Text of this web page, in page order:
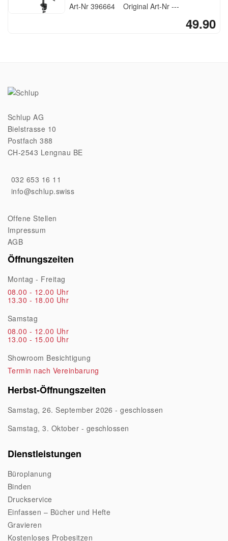
Art-Nr 396664 Original Art-Nr ---
49.90
Schlup AG
Bielstrasse 10
Postfach 388
CH-2543 Lengnau BE
032 653 16 11
info@schlup.swiss
Offene Stellen
Impressum
AGB
Öffnungszeiten
Montag - Freitag
08.00 - 12.00 Uhr
13.30 - 18.00 Uhr
Samstag
08.00 - 12.00 Uhr
13.00 - 15.00 Uhr
Showroom Besichtigung
Termin nach Vereinbarung
Herbst-Öffnungszeiten
Samstag, 26. September 2026 - geschlossen
Samstag, 3. Oktober - geschlossen
Dienstleistungen
Büroplanung
Binden
Druckservice
Einfassen – Bücher und Hefte
Gravieren
Kostenloses Probesitzen